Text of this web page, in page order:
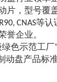
片，型号覆
CNAS等认
誉企业。
色示范工厂
盘产品标